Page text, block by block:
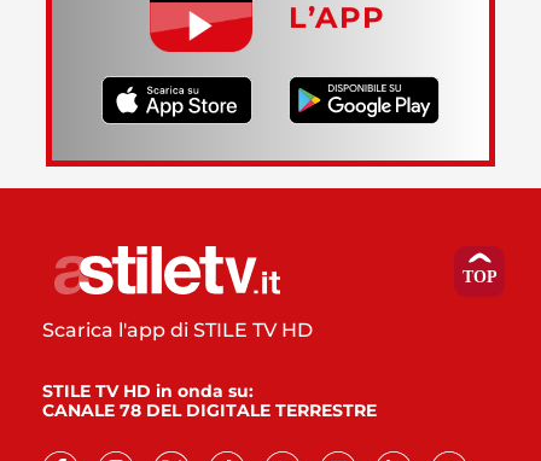
L’APP
Scarica l'app di STILE TV HD
STILE TV HD in onda su:
CANALE 78 DEL DIGITALE TERRESTRE